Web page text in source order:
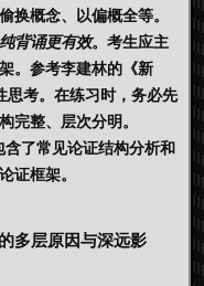
换概念、以偏概全等。
背诵更有效。考生应主
。参考李建林的《新
思考。在练习时，务必先
完整、层次分明。
了常见论证结构分析和
证框架。
多层原因与深远影